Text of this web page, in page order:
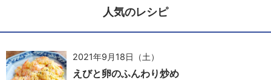
人気のレシピ
2021年9月18日（土）
えびと卵のふんわり炒め